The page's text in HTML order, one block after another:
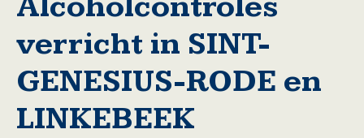
verricht in SINT-
GENESIUS-RODE en
LINKEBEEK